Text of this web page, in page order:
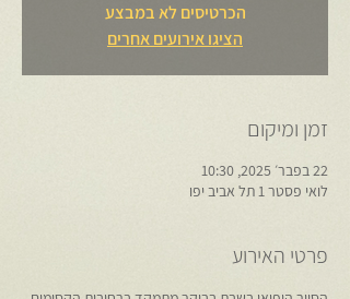
הכרטיסים לא במבצע
הציגו אירועים אחרים
זמן ומיקום
22 בפבר׳ 2025, 10:30
לואי פסטר 1 תל אביב יפו
פרטי האירוע